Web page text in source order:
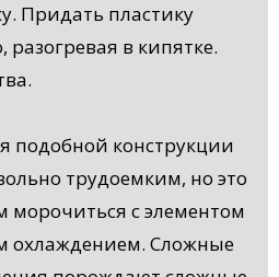
Придать пластику
в кипятке.
подобной конструкции
трудоемким, но это
с элементом
охлаждением. Сложные